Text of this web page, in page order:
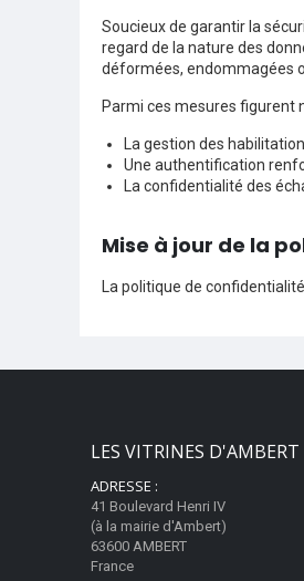
Soucieux de garantir la
regard de la nature des
déformées, endommagées
Parmi ces mesures figurent
La gestion des
Une authentification
La confidentialité des
Mise à jour de la
La politique de
LES VITRINES D'AMBERT
ADRESSE :
41 Boulevard Henri IV
(à la mairie d'Ambert)
63600 AMBERT
France